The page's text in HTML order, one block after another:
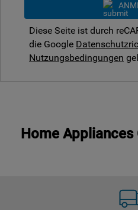
Diese Seite ist durch
die Google
Nutzungsbedingungen
Home